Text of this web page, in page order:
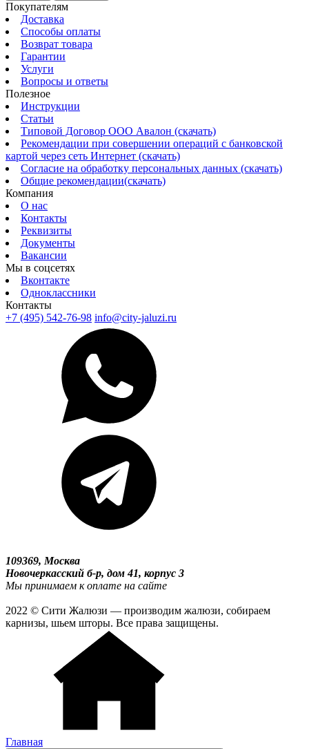
Покупателям
Доставка
Способы оплаты
Возврат товара
Гарантии
Услуги
Вопросы и ответы
Полезное
Инструкции
Статьи
Типовой Договор ООО Авалон (скачать)
Рекомендации при совершении операций с банковской
картой через сеть Интернет (скачать)
Согласие на обработку персональных данных (скачать)
Общие рекомендации(скачать)
Компания
О нас
Контакты
Реквизиты
Документы
Вакансии
Мы в соцсетях
Вконтакте
Одноклассники
Контакты
+7 (495) 542-76-98 info@city-jaluzi.ru
109369, Москва
Новочеркасский б-р, дом 41, корпус 3
Мы принимаем к оплате на сайте
2022 © Сити Жалюзи — производим жалюзи, собираем
карнизы, шьем шторы. Все права защищены.
Главная